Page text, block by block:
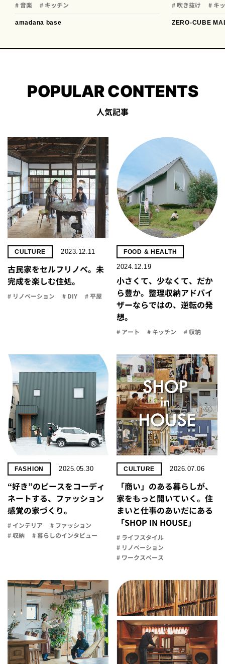
# 音楽 # キッチン
amadana base
# 吹き抜け # キ
ZERO-CUBE
POPULAR CONTENTS
人気記事
CULTURE 2023.12.11
古民家をセルフリノべ。未
完成を楽しむ住処。
# リノベーション # DIY # 平屋
FOOD & HEALTH
2024.12.19
小さくて、少なくて、だか
ら豊か。整理収納アドバイ
ザーならではの、逆転の発
想。
# アート # キッチン # 収納
FASHION 2025.05.30
“好き”のピースをコーディ
ネートする、ファッション
感覚の家づくり。
# インテリア
# ファッション
# 収納
# 暮らしのインタビュー
CULTURE 2026.07.06
「商い」の​ある​暮らしが、​
家を​もっと​開いていく。​住
まいと​仕事の​あいだに​ある​
「SHOP IN HOUSE」
# ライフスタイル
# リノベーション
# ワークスペース